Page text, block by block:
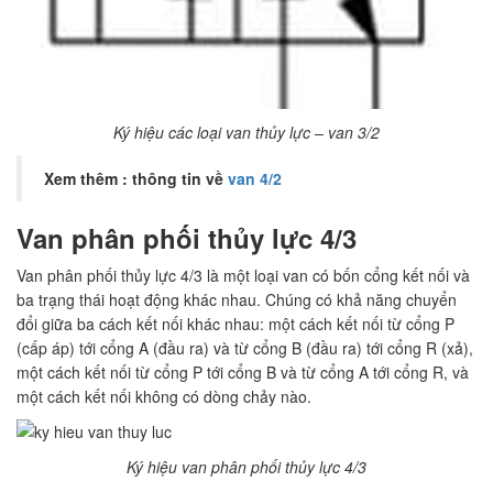
Ký hiệu các loại van thủy lực – van 3/2
Xem thêm : thông tin về van 4/2
Van phân phối thủy lực 4/3
Van phân phối thủy lực 4/3 là một loại van có bốn cổng kết nối và
ba trạng thái hoạt động khác nhau. Chúng có khả năng chuyển
đổi giữa ba cách kết nối khác nhau: một cách kết nối từ cổng P
(cấp áp) tới cổng A (đầu ra) và từ cổng B (đầu ra) tới cổng R (xả),
một cách kết nối từ cổng P tới cổng B và từ cổng A tới cổng R, và
một cách kết nối không có dòng chảy nào.
Ký hiệu van phân phối thủy lực 4/3